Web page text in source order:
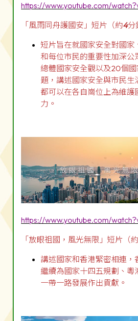
https://www.youtube.com/
「風雨同舟護國安」短片（約4分
短片旨在就國家安全對國家
和每位市民的重要性加深公
總體國家安全觀以及20個
題，講述國家安全與市民生
都可以在各自崗位上為維護
力。
https://www.youtube.com/
「放眼祖國，風光無限」短片（約
講述國家和香港緊密相連，
繼續為國家十四五規劃、粵
一帶一路發展作出貢獻。